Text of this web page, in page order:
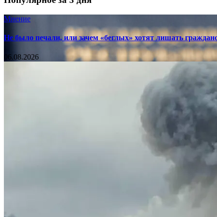
Мнение
Не было печали, или зачем «беглых» хотят лишать
06.08.2026